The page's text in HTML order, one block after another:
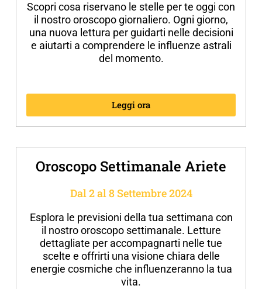
Scopri cosa riservano le stelle per te oggi con
il nostro oroscopo giornaliero. Ogni giorno,
una nuova lettura per guidarti nelle decisioni
e aiutarti a comprendere le influenze astrali
del momento.
Leggi ora
Oroscopo Settimanale Ariete
Dal 2 al 8 Settembre 2024
Esplora le previsioni della tua settimana con
il nostro oroscopo settimanale. Letture
dettagliate per accompagnarti nelle tue
scelte e offrirti una visione chiara delle
energie cosmiche che influenzeranno la tua
vita.